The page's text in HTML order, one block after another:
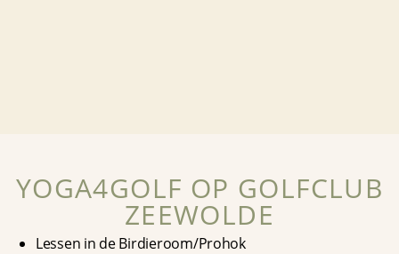
YOGA4GOLF OP GOLFCLUB
ZEEWOLDE
Lessen in de Birdieroom/Prohok